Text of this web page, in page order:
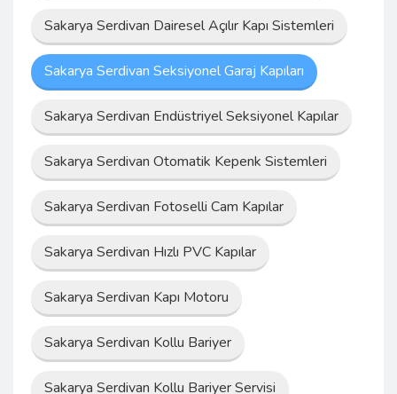
Sakarya Serdivan Dairesel Açılır Kapı Sistemleri
Sakarya Serdivan Seksiyonel Garaj Kapıları
Sakarya Serdivan Endüstriyel Seksiyonel Kapılar
Sakarya Serdivan Otomatik Kepenk Sistemleri
Sakarya Serdivan Fotoselli Cam Kapılar
Sakarya Serdivan Hızlı PVC Kapılar
Sakarya Serdivan Kapı Motoru
Sakarya Serdivan Kollu Bariyer
Sakarya Serdivan Kollu Bariyer Servisi